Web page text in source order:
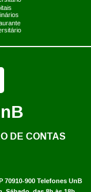
70910-900 Telefones UnB
DE CONTAS